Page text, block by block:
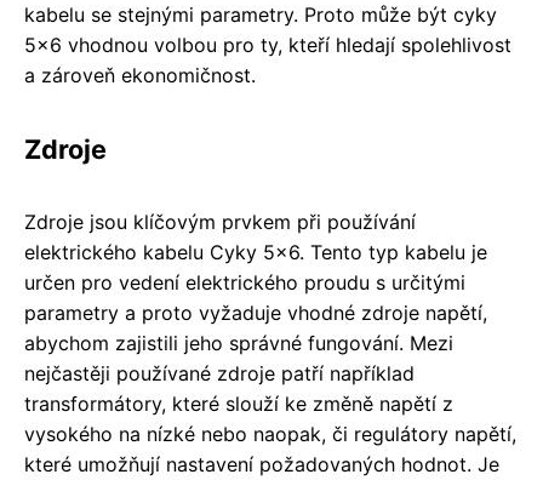
kabelu se stejnými parametry. Proto může být cyky
5x6 vhodnou volbou pro ty, kteří hledají spolehlivost
a zároveň ekonomičnost.
Zdroje
Zdroje jsou klíčovým prvkem při používání
elektrického kabelu Cyky 5x6. Tento typ kabelu je
určen pro vedení elektrického proudu s určitými
parametry a proto vyžaduje vhodné zdroje napětí,
abychom zajistili jeho správné fungování. Mezi
nejčastěji používané zdroje patří například
transformátory, které slouží ke změně napětí z
vysokého na nízké nebo naopak, či regulátory napětí,
které umožňují nastavení požadovaných hodnot. Je